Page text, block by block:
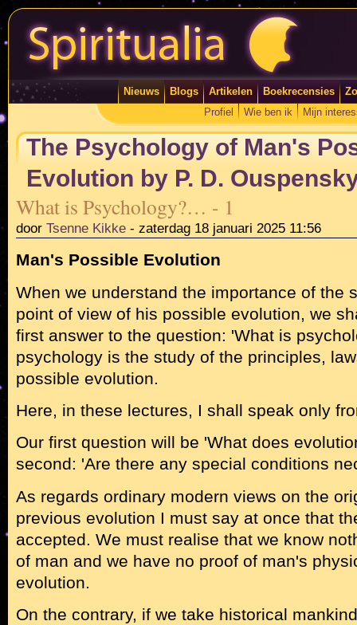
Nieuws Blogs Artikelen Boekrecensies
Profiel
Wie ben ik Mijn
The Psychology of Man's
Evolution by P. D.
What is Psychology?… - 1
door Tsenne Kikke - zaterdag 18 januari 2025 11:56
Man's Possible Evolution
When we understand the importance of the
point of view of his possible evolution, we
first answer to the question: 'What is
psychology is the study of the principles,
possible evolution.
Here, in these lectures, I shall speak only
Our first question will be 'What does
second: 'Are there any special conditions
As regards ordinary modern views on the
previous evolution I must say at once that
accepted. We must realise that we know
of man and we have no proof of man's
evolution.
On the contrary, if we take historical